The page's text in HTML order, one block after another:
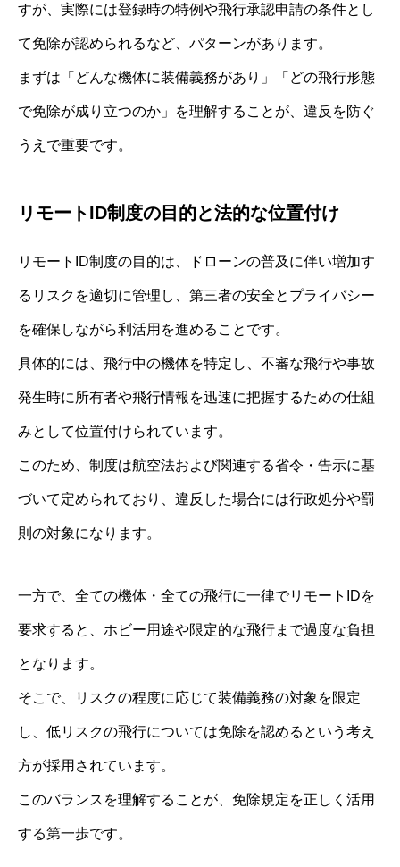
すが、実際には登録時の特例や飛行承認申請の条件とし
て免除が認められるなど、パターンがあります。
まずは「どんな機体に装備義務があり」「どの飛行形態
で免除が成り立つのか」を理解することが、違反を防ぐ
うえで重要です。
リモートID制度の目的と法的な位置付け
リモートID制度の目的は、ドローンの普及に伴い増加す
るリスクを適切に管理し、第三者の安全とプライバシー
を確保しながら利活用を進めることです。
具体的には、飛行中の機体を特定し、不審な飛行や事故
発生時に所有者や飛行情報を迅速に把握するための仕組
みとして位置付けられています。
このため、制度は航空法および関連する省令・告示に基
づいて定められており、違反した場合には行政処分や罰
則の対象になります。
一方で、全ての機体・全ての飛行に一律でリモートIDを
要求すると、ホビー用途や限定的な飛行まで過度な負担
となります。
そこで、リスクの程度に応じて装備義務の対象を限定
し、低リスクの飛行については免除を認めるという考え
方が採用されています。
このバランスを理解することが、免除規定を正しく活用
する第一歩です。